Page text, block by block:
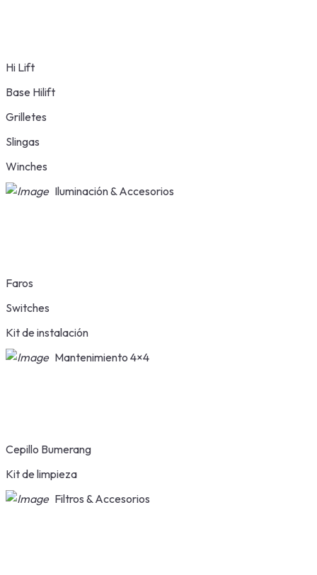
Hi Lift
Base Hilift
Grilletes
Slingas
Winches
Iluminación & Accesorios
Faros
Switches
Kit de instalación
Mantenimiento 4×4
Cepillo Bumerang
Kit de limpieza
Filtros & Accesorios